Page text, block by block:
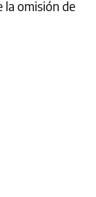
la omisión de